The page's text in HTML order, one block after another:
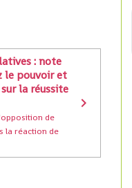
: note
le pouvoir et
la réussite
de
la réaction de